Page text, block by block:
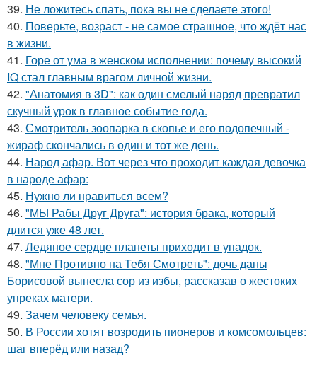
39. Не ложитесь спать, пока вы не сделаете этого!
40. Поверьте, возраст - не самое страшное, что ждёт нас
в жизни.
41. Горе от ума в женском исполнении: почему высокий
IQ стал главным врагом личной жизни.
42. "Анатомия в 3D": как один смелый наряд превратил
скучный урок в главное событие года.
43. Смотритель зоопарка в скопье и его подопечный -
жираф скончались в один и тот же день.
44. Народ афар. Вот через что проходит каждая девочка
в народе афар:
45. Нужно ли нравиться всем?
46. "МЫ Рабы Друг Друга": история брака, который
длится уже 48 лет.
47. Ледяное сердце планеты приходит в упадок.
48. "Мне Противно на Тебя Смотреть": дочь даны
Борисовой вынесла сор из избы, рассказав о жестоких
упреках матери.
49. Зачем человеку семья.
50. В России хотят возродить пионеров и комсомольцев:
шаг вперёд или назад?